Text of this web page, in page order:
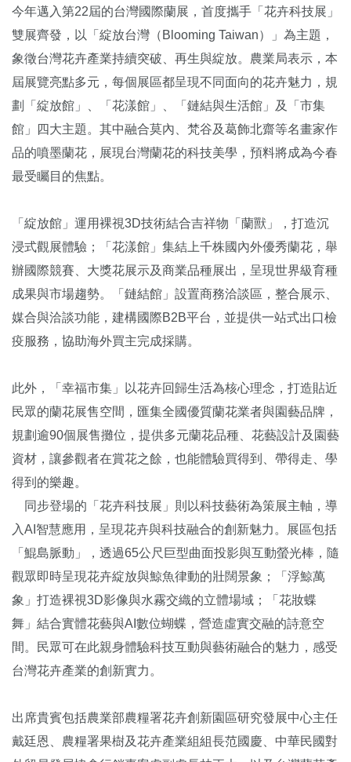
今年邁入第22屆的台灣國際蘭展，首度攜手「花卉科技展」
雙展齊發，以「綻放台灣（Blooming Taiwan）」為主題，
象徵台灣花卉產業持續突破、再生與綻放。農業局表示，本
屆展覽亮點多元，每個展區都呈現不同面向的花卉魅力，規
劃「綻放館」、「花漾館」、「鏈結與生活館」及「市集
館」四大主題。其中融合莫內、梵谷及葛飾北齋等名畫家作
品的噴墨蘭花，展現台灣蘭花的科技美學，預料將成為今春
最受矚目的焦點。
「綻放館」運用裸視3D技術結合吉祥物「蘭獸」，打造沉
浸式觀展體驗；「花漾館」集結上千株國內外優秀蘭花，舉
辦國際競賽、大獎花展示及商業品種展出，呈現世界級育種
成果與市場趨勢。「鏈結館」設置商務洽談區，整合展示、
媒合與洽談功能，建構國際B2B平台，並提供一站式出口檢
疫服務，協助海外買主完成採購。
此外，「幸福市集」以花卉回歸生活為核心理念，打造貼近
民眾的蘭花展售空間，匯集全國優質蘭花業者與園藝品牌，
規劃逾90個展售攤位，提供多元蘭花品種、花藝設計及園藝
資材，讓參觀者在賞花之餘，也能體驗買得到、帶得走、學
得到的樂趣。
同步登場的「花卉科技展」則以科技藝術為策展主軸，導
入AI智慧應用，呈現花卉與科技融合的創新魅力。展區包括
「鯤島脈動」，透過65公尺巨型曲面投影與互動螢光棒，隨
觀眾即時呈現花卉綻放與鯨魚律動的壯闊景象；「浮鯨萬
象」打造裸視3D影像與水霧交織的立體場域；「花妝蝶
舞」結合實體花藝與AI數位蝴蝶，營造虛實交融的詩意空
間。民眾可在此親身體驗科技互動與藝術融合的魅力，感受
台灣花卉產業的創新實力。
出席貴賓包括農業部農糧署花卉創新園區研究發展中心主任
戴廷恩、農糧署果樹及花卉產業組組長范國慶、中華民國對